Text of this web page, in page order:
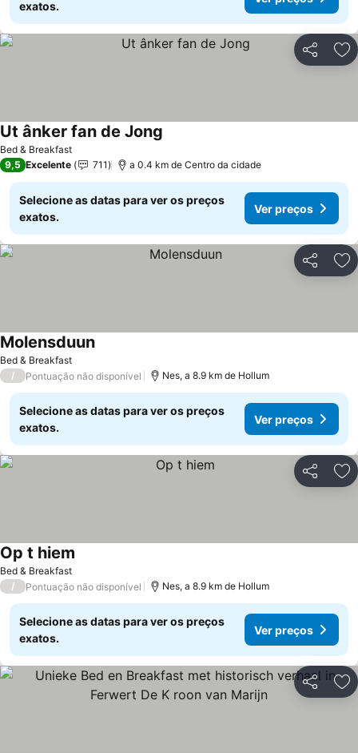
exatos.
Partilhar
Bed & Breakfast
Ut ânker fan de Jong
9,5 Excelente 711 a 0.4 km de Centro da cidade
Selecione as datas para ver os preços
exatos.
Ver preços
Partilhar
Bed & Breakfast
Molensduun
/ Pontuação não disponível Nes, a 8.9 km de Hollum
Selecione as datas para ver os preços
exatos.
Ver preços
Partilhar
Bed & Breakfast
Op t hiem
/ Pontuação não disponível Nes, a 8.9 km de Hollum
Selecione as datas para ver os preços
exatos.
Ver preços
Partilhar